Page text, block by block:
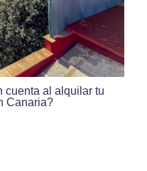
cuenta al alquilar tu
Canaria?